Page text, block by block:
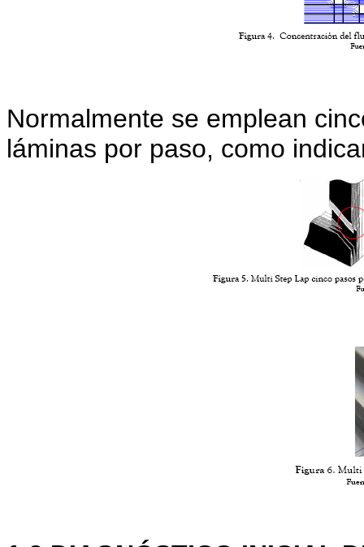
Normalmente se emplean
láminas por paso, como